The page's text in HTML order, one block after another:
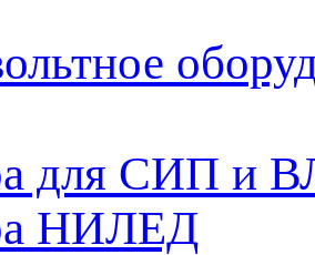
для СИП и
НИЛЕД